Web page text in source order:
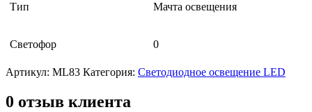
Тип Мачта освещения
Светофор 0
Артикул: ML83 Категория: Светодиодное освещение LED
0 отзыв клиента